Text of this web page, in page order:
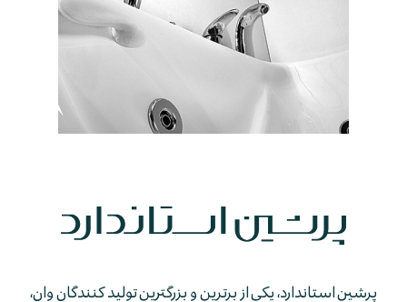
پرشين استاندارد، يكي از برترين و بزرگترين توليد كنندگان وان،